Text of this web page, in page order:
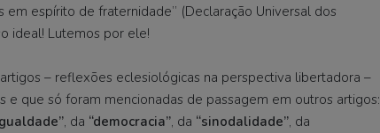
em espírito de fraternidade” (Declaração Universal dos
ideal! Lutemos por ele!
– reflexões eclesiológicas na perspectiva libertadora –
e que só foram mencionadas de passagem em outros artigos:
, da “democracia”, da “sinodalidade”, da